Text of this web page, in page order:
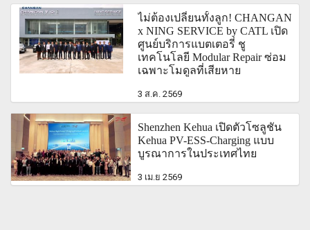
ไม่ต้องเปลี่ยนทั้งลูก! CHANGAN
x NING SERVICE by CATL เปิด
ศูนย์บริการแบตเตอรี่ ชู
เทคโนโลยี Modular Repair ซ่อม
เฉพาะโมดูลที่เสียหาย
3 ส.ค. 2569
Shenzhen Kehua เปิดตัวโซลูชัน
Kehua PV-ESS-Charging แบบ
บูรณาการในประเทศไทย
3 เม.ย 2569